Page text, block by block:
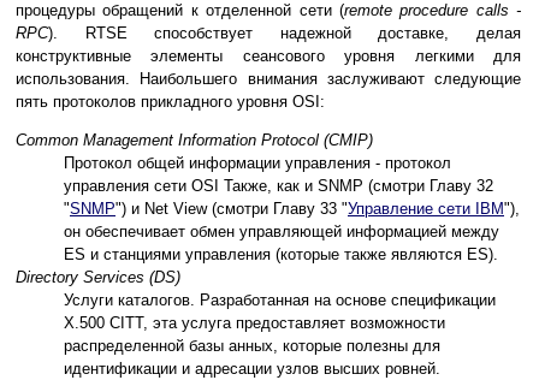
процедуры обращений к отделенной сети (remote procedure calls -
RPC). RTSE способствует надежной доставке, делая
конструктивные элементы сеансового уровня легкими для
использования. Наибольшего внимания заслуживают следующие
пять протоколов прикладного уровня OSI:
Common Management Information Protocol (CMIP)
Протокол общей информации управления - протокол
управления сети OSI Также, как и SNMP (смотри Главу 32
"SNMP") и Net View (смотри Главу 33 "Управление сети IBM"),
он обеспечивает обмен управляющей информацией между
ES и станциями управления (которые также являются ES).
Directory Services (DS)
Услуги каталогов. Разработанная на основе спецификации
Х.500 CITT, эта услуга предоставляет возможности
распределенной базы анных, которые полезны для
идентификации и адресации узлов высших ровней.